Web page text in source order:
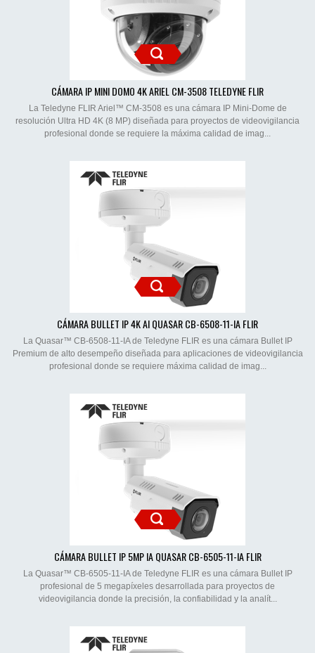
CÁMARA IP MINI DOMO 4K ARIEL CM-3508 TELEDYNE FLIR
La Teledyne FLIR Ariel™ CM-3508 es una cámara IP Mini-Dome de
resolución Ultra HD 4K (8 MP) diseñada para proyectos de videovigilancia
profesional donde se requiere la máxima calidad de imag...
CÁMARA BULLET IP 4K AI QUASAR CB-6508-11-IA FLIR
La Quasar™ CB-6508-11-IA de Teledyne FLIR es una cámara Bullet IP
Premium de alto desempeño diseñada para aplicaciones de videovigilancia
profesional donde se requiere máxima calidad de imag...
CÁMARA BULLET IP 5MP IA QUASAR CB-6505-11-IA FLIR
La Quasar™ CB-6505-11-IA de Teledyne FLIR es una cámara Bullet IP
profesional de 5 megapíxeles desarrollada para proyectos de
videovigilancia donde la precisión, la confiabilidad y la analít...